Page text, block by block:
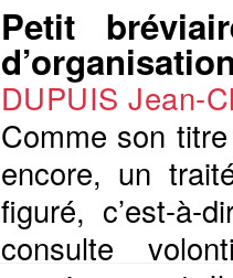
Petit
DUPUIS Jean-
Comme son
encore, un
figuré, c’est-
consulte